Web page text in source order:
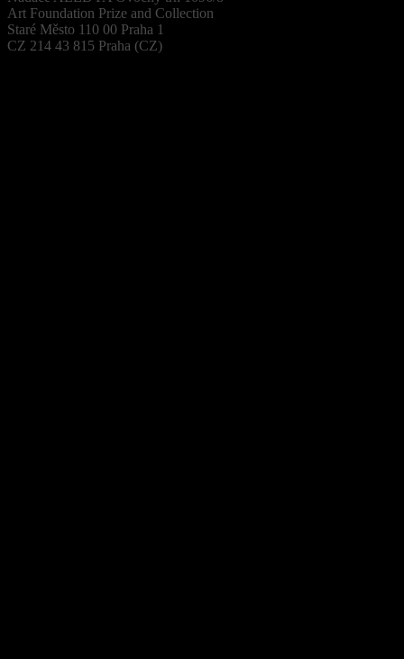
Art Foundation Prize and Collection
Staré Město 110 00 Praha 1
CZ 214 43 815 Praha (CZ)